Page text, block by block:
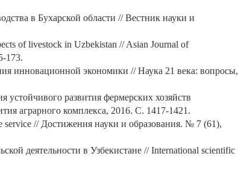
в Бухарской области // Вестник науки и
of livestock in Uzbekistan // Asian Journal of
173.
инновационной экономики // Наука 21 века: вопросы,
развития фермерских хозяйств
аграрного комплекса, 2016. С. 1417-1421.
// Достижения науки и образования. № 7 (61),
деятельности в Узбекистане // International scientific